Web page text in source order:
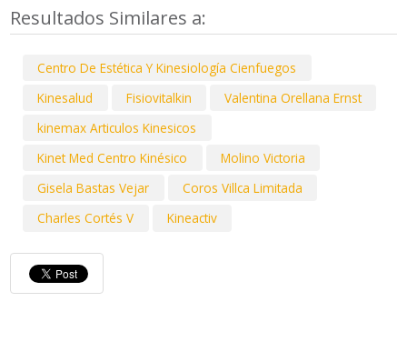
Resultados Similares a:
Centro De Estética Y Kinesiología Cienfuegos
Kinesalud
Fisiovitalkin
Valentina Orellana Ernst
kinemax Articulos Kinesicos
Kinet Med Centro Kinésico
Molino Victoria
Gisela Bastas Vejar
Coros Villca Limitada
Charles Cortés V
Kineactiv